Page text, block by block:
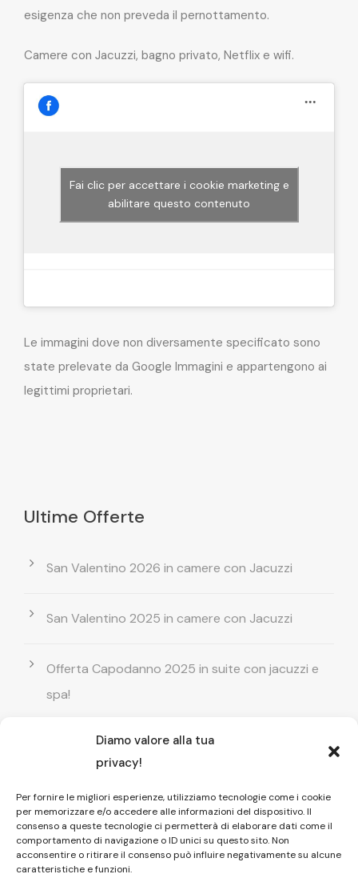
Diamo valore alla tua
privacy!
Per fornire le migliori esperienze, utilizziamo tecnologie come i cookie
per memorizzare e/o accedere alle informazioni del dispositivo. Il
consenso a queste tecnologie ci permetterà di elaborare dati come il
comportamento di navigazione o ID unici su questo sito. Non
acconsentire o ritirare il consenso può influire negativamente su alcune
caratteristiche e funzioni.
esigenza che non preveda il pernottamento.
Camere con Jacuzzi, bagno privato, Netflix e wifi.
Fai clic per accettare i cookie marketing e
abilitare questo contenuto
Le immagini dove non diversamente specificato sono
state prelevate da Google Immagini e appartengono ai
legittimi proprietari.
Ultime Offerte
San Valentino 2026 in camere con Jacuzzi
San Valentino 2025 in camere con Jacuzzi
Offerta Capodanno 2025 in suite con jacuzzi e
spa!
Offerta Natale in camera con vasca
idromassaggio ! Prenota il tuo relax esclusivo
Entrata GRATUITA in Piscina esterna! Il tuo relax
di coppia